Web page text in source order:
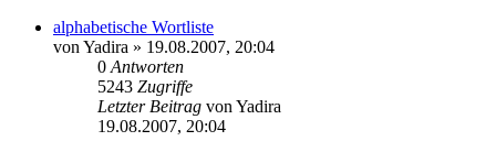
alphabetische Wortliste
von Yadira » 19.08.2007, 20:04
0 Antworten
5243 Zugriffe
Letzter Beitrag von Yadira
19.08.2007, 20:04